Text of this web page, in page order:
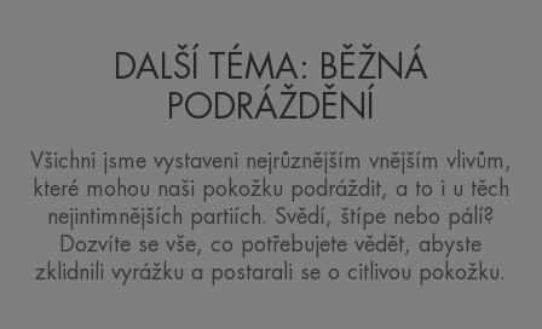
DALŠÍ TÉMA: BĚŽNÁ
PODRÁŽDĚNÍ
Všichni jsme vystaveni nejrůznějším vnějším vlivům,
které mohou naši pokožku podráždit, a to i u těch
nejintimnějších partiích. Svědí, štípe nebo pálí?
Dozvíte se vše, co potřebujete vědět, abyste
zklidnili vyrážku a postarali se o citlivou pokožku.